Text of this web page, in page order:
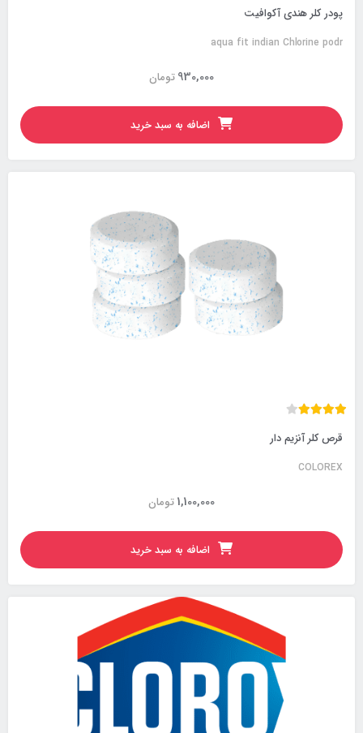
پودر کلر هندی آکوافیت
aqua fit indian Chlorine podr
تومان930,000
اضافه به سبد خرید
قرص کلر آنزیم دار
COLOREX
تومان1,100,000
اضافه به سبد خرید